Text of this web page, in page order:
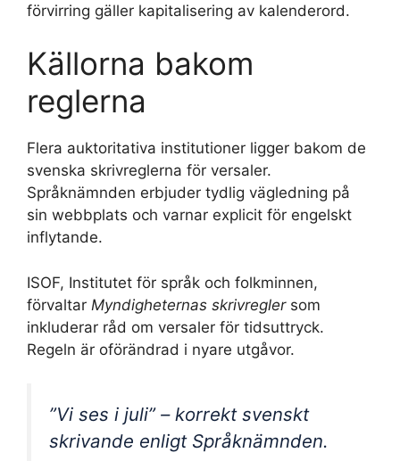
förvirring gäller kapitalisering av kalenderord.
Källorna bakom
reglerna
Flera auktoritativa institutioner ligger bakom de
svenska skrivreglerna för versaler.
Språknämnden erbjuder tydlig vägledning på
sin webbplats och varnar explicit för engelskt
inflytande.
ISOF, Institutet för språk och folkminnen,
förvaltar Myndigheternas skrivreglersom
inkluderar råd om versaler för tidsuttryck.
Regeln är oförändrad i nyare utgåvor.
”Vi ses i juli” – korrekt svenskt
skrivande enligt Språknämnden.